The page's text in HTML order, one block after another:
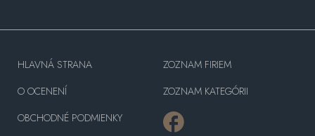
HLAVNÁ STRANA
O OCENENÍ
OBCHODNÉ PODMIENKY
ZOZNAM FIRIEM
ZOZNAM KATEGÓRII